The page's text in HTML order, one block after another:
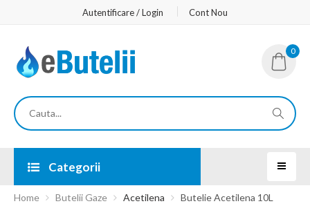
Autentificare / Login Cont Nou
0
Categorii
Home Butelii Gaze Acetilena Butelie Acetilena 10L